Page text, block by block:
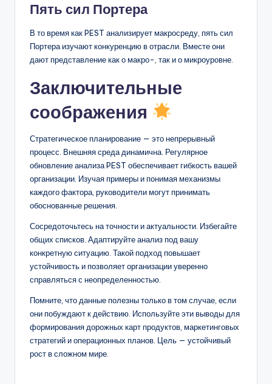
Пять сил Портера
В то время как PEST анализирует макросреду, пять сил
Портера изучают конкуренцию в отрасли. Вместе они
дают представление как о макро-, так и о микроуровне.
Заключительные
соображения
Стратегическое планирование — это непрерывный
процесс. Внешняя среда динамична. Регулярное
обновление анализа PEST обеспечивает гибкость вашей
организации. Изучая примеры и понимая механизмы
каждого фактора, руководители могут принимать
обоснованные решения.
Сосредоточьтесь на точности и актуальности. Избегайте
общих списков. Адаптируйте анализ под вашу
конкретную ситуацию. Такой подход повышает
устойчивость и позволяет организации уверенно
справляться с неопределенностью.
Помните, что данные полезны только в том случае, если
они побуждают к действию. Используйте эти выводы для
формирования дорожных карт продуктов, маркетинговых
стратегий и операционных планов. Цель — устойчивый
рост в сложном мире.